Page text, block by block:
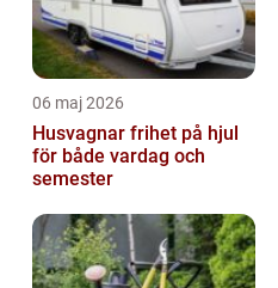
06 maj 2026
Husvagnar frihet på hjul
för både vardag och
semester